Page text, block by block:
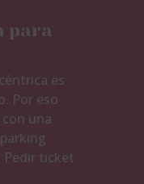
para
es
Por eso
una
Pedir ticket